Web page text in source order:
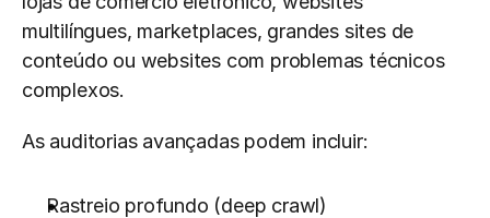
multilíngues, marketplaces, grandes sites de
conteúdo ou websites com problemas técnicos
complexos.
As auditorias avançadas podem incluir:
Rastreio profundo (deep crawl)